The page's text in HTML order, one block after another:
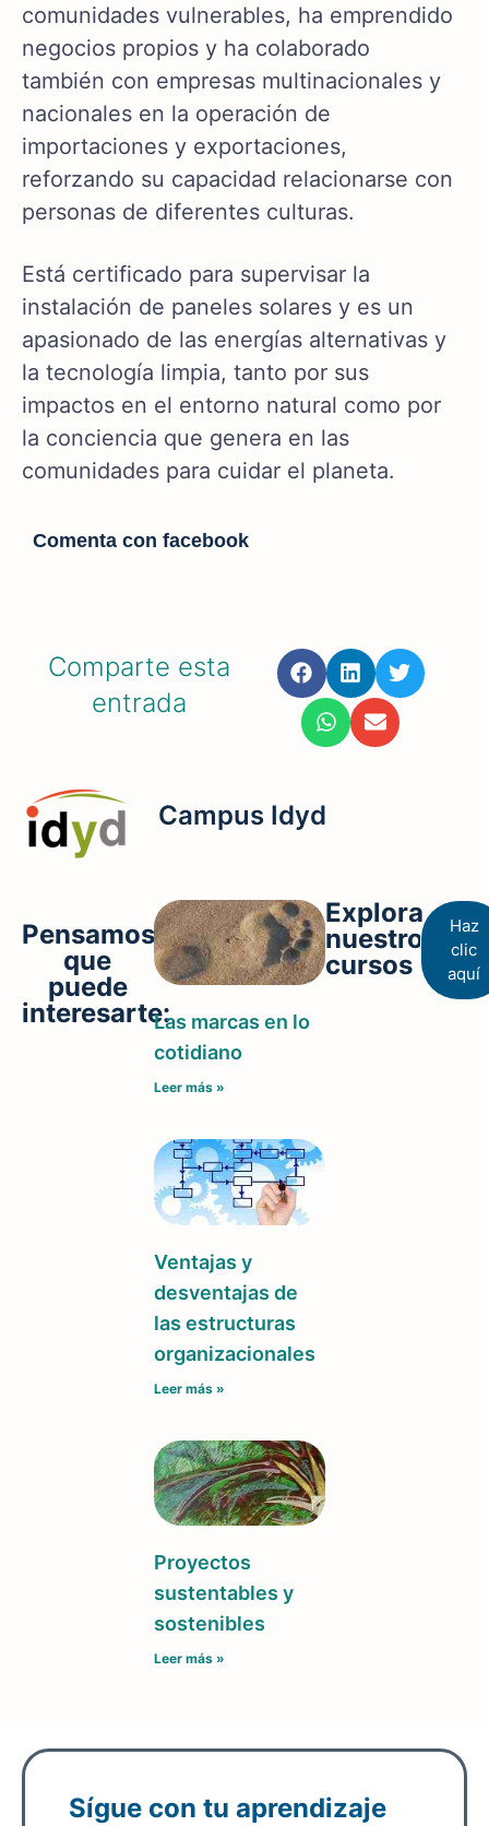
Pensamos
que
puede
interesarte:Las marcas en lo
cotidiano
Leer más »
Ventajas y
desventajas de
las estructuras
organizacionales
Leer más »
Proyectos
sustentables y
sostenibles
Leer más »
Explora
nuestros
cursos
Haz
clic
aquí
comunidades vulnerables, ha emprendido
negocios propios y ha colaborado
también con empresas multinacionales y
nacionales en la operación de
importaciones y exportaciones,
reforzando su capacidad relacionarse con
personas de diferentes culturas.
Está certificado para supervisar la
instalación de paneles solares y es un
apasionado de las energías alternativas y
la tecnología limpia, tanto por sus
impactos en el entorno natural como por
la conciencia que genera en las
comunidades para cuidar el planeta.
Comenta con facebook
Comparte esta
entrada
Campus Idyd
Sígue con tu aprendizaje